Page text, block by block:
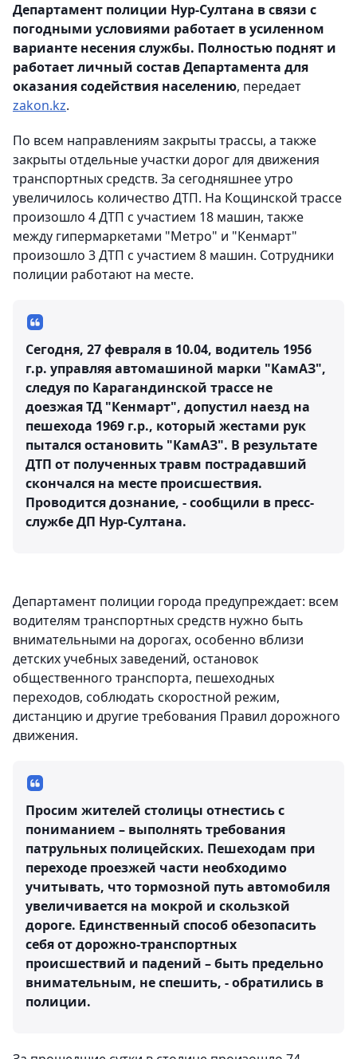
Департамент полиции Нур-Султана в связи с
погодными условиями работает в усиленном
варианте несения службы. Полностью поднят и
работает личный состав Департамента для
оказания содействия населению, передает
zakon.kz.
По всем направлениям закрыты трассы, а также
закрыты отдельные участки дорог для движения
транспортных средств. За сегодняшнее утро
увеличилось количество ДТП. На Кощинской трассе
произошло 4 ДТП с участием 18 машин, также
между гипермаркетами "Метро" и "Кенмарт"
произошло 3 ДТП с участием 8 машин. Сотрудники
полиции работают на месте.
Сегодня, 27 февраля в 10.04, водитель 1956
г.р. управляя автомашиной марки "КамАЗ",
следуя по Карагандинской трассе не
доезжая ТД "Кенмарт", допустил наезд на
пешехода 1969 г.р., который жестами рук
пытался остановить "КамАЗ". В результате
ДТП от полученных травм пострадавший
скончался на месте происшествия.
Проводится дознание, - сообщили в пресс-
службе ДП Нур-Султана.
Департамент полиции города предупреждает: всем
водителям транспортных средств нужно быть
внимательными на дорогах, особенно вблизи
детских учебных заведений, остановок
общественного транспорта, пешеходных
переходов, соблюдать скоростной режим,
дистанцию и другие требования Правил дорожного
движения.
Просим жителей столицы отнестись с
пониманием – выполнять требования
патрульных полицейских. Пешеходам при
переходе проезжей части необходимо
учитывать, что тормозной путь автомобиля
увеличивается на мокрой и скользкой
дороге. Единственный способ обезопасить
себя от дорожно-транспортных
происшествий и падений – быть предельно
внимательным, не спешить, - обратились в
полиции.